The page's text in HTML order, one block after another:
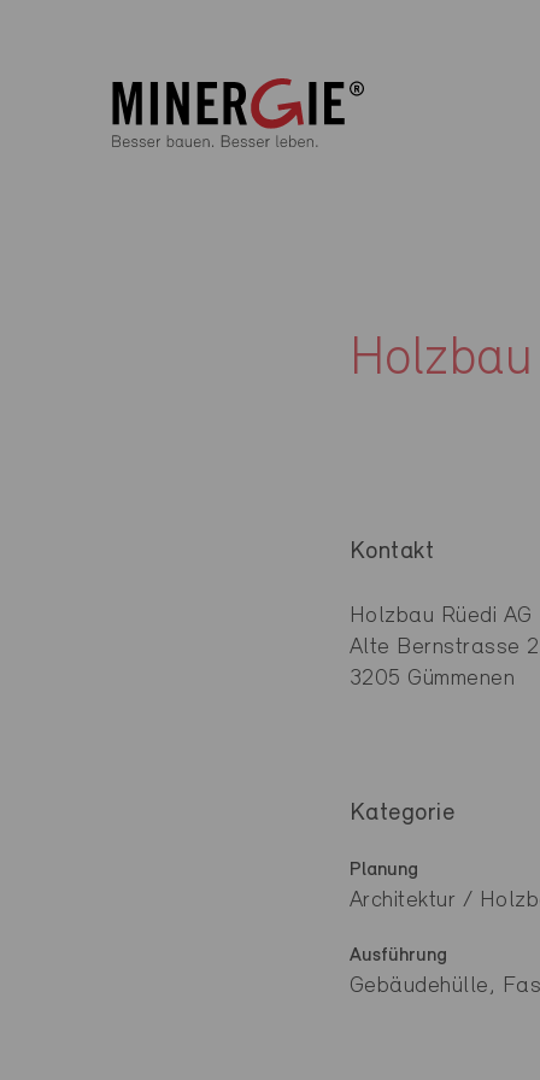
Kontakt
Holzbau Rüedi AG
Alte Bernstrasse
3205 Gümmenen
Kategorie
Planung
Architektur /
Ausführung
Gebäudehülle,